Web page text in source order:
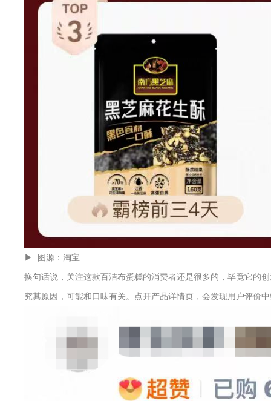
▶ 图源：淘宝
换句话说，关注这款百洁布蛋糕的消费者还是很多的，毕竟它的
究其原因，可能和口味有关。点开产品详情页，会发现用户评价